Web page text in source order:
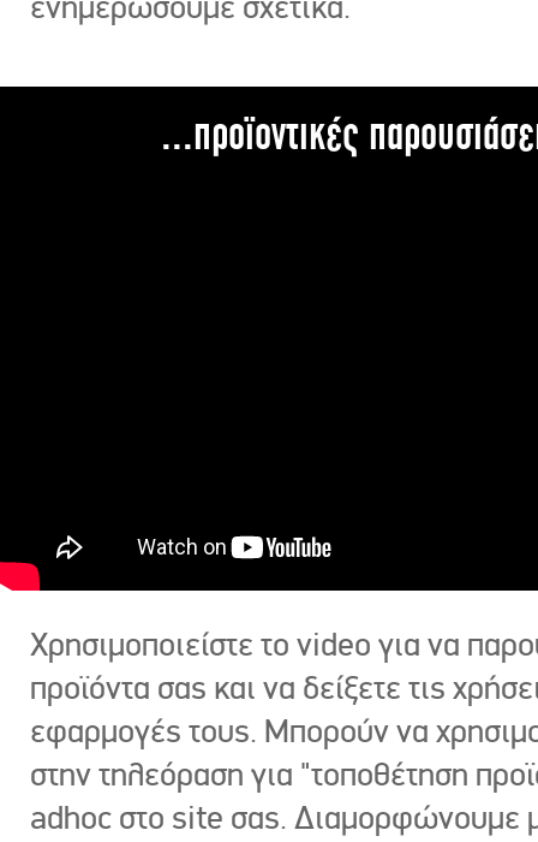
ενημερώσουμε σχετικά.
...προϊοντικές
Χρησιμοποιείστε το video για να
προϊόντα σας και να δείξετε τις
εφαρμογές τους. Μπορούν να
στην τηλεόραση για "τοποθέτηση
adhoc στο site σας. Διαμορφώνουμε